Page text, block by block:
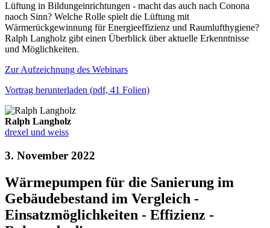
Lüftung in Bildungeinrichtungen - macht das auch nach Conona
naoch Sinn? Welche Rolle spielt die Lüftung mit
Wärmerückgewinnung für Energieeffizienz und Raumlufthygiene?
Ralph Langholz gibt einen Überblick über aktuelle Erkenntnisse
und Möglichkeiten.
Zur Aufzeichnung des Webinars
Vortrag herunterladen (pdf, 41 Folien)
Ralph Langholz
drexel und weiss
3. November 2022
Wärmepumpen für die Sanierung im
Gebäudebestand im Vergleich -
Einsatzmöglichkeiten - Effizienz -